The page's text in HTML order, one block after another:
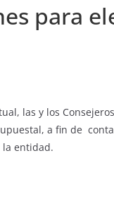
para
las y los
a fin de
entidad.